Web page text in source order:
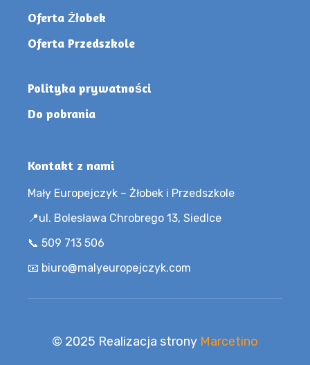
Oferta Żłobek
Oferta Przedszkole
Polityka prywatności
Do pobrania
Kontakt z nami
Mały Europejczyk – Żłobek i Przedszkole
📍ul. Bolesława Chrobrego 13, Siedlce
📞 509 713 506
📧 biuro@malyeuropejczyk.com
© 2025 Realizacja strony Marcetino